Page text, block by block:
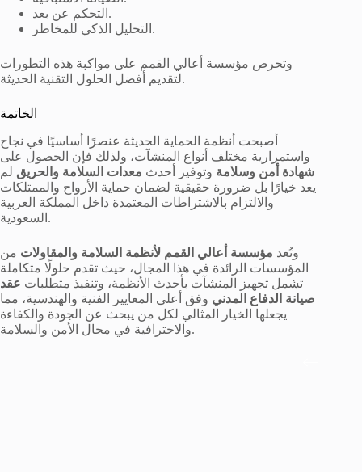
التحكم عن بعد.
التحليل الذكي للمخاطر.
وتحرص مؤسسة أعالي القمم على مواكبة هذه التطورات
لتقديم أفضل الحلول التقنية الحديثة.
الخاتمة
أصبحت أنظمة الحماية الحديثة عنصرًا أساسيًا في نجاح
واستمرارية مختلف أنواع المنشآت، ولذلك فإن الحصول على
شهادة أمن وسلامة وتوفير أحدث معدات السلامة والحريق لم
يعد خيارًا بل ضرورة حقيقية لضمان حماية الأرواح والممتلكات
والالتزام بالاشتراطات المعتمدة داخل المملكة العربية
السعودية.
وتُعد مؤسسة أعالي القمم لأنظمة السلامة والمقاولات من
المؤسسات الرائدة في هذا المجال، حيث تقدم حلولًا متكاملة
تشمل تجهيز المنشآت بأحدث الأنظمة، وتنفيذ متطلبات عقد
صيانة الدفاع المدني وفق أعلى المعايير الفنية والهندسية، مما
يجعلها الخيار المثالي لكل من يبحث عن الجودة والكفاءة
والاحترافية في مجال الأمن والسلامة.